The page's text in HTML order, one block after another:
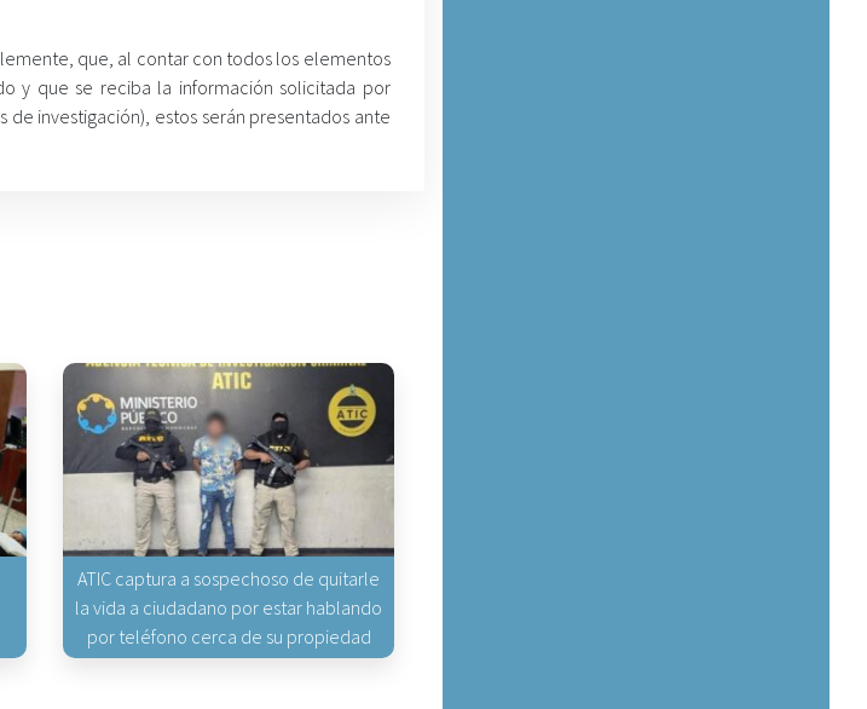
que, al contar con todos los elementos
y que se reciba la información solicitada por
de investigación), estos serán presentados ante
ATIC captura a sospechoso de quitarle
la vida a ciudadano por estar hablando
por teléfono cerca de su propiedad